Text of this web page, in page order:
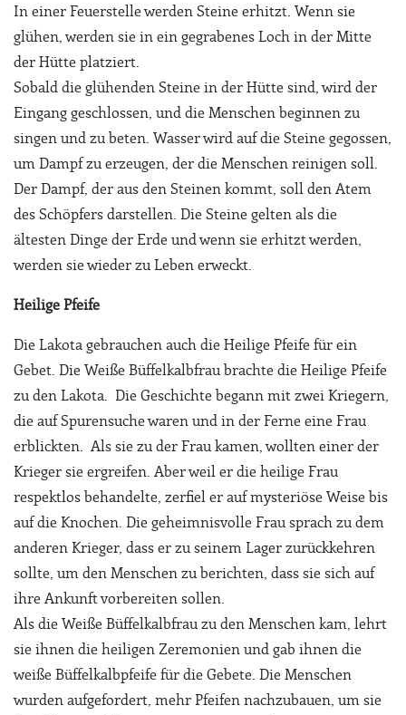
In einer Feuerstelle werden Steine erhitzt. Wenn sie
glühen, werden sie in ein gegrabenes Loch in der Mitte
der Hütte platziert.
Sobald die glühenden Steine in der Hütte sind, wird der
Eingang geschlossen, und die Menschen beginnen zu
singen und zu beten. Wasser wird auf die Steine gegossen,
um Dampf zu erzeugen, der die Menschen reinigen soll.
Der Dampf, der aus den Steinen kommt, soll den Atem
des Schöpfers darstellen. Die Steine gelten als die
ältesten Dinge der Erde und wenn sie erhitzt werden,
werden sie wieder zu Leben erweckt.
Heilige Pfeife
Die Lakota gebrauchen auch die Heilige Pfeife für ein
Gebet. Die Weiße Büffelkalbfrau brachte die Heilige Pfeife
zu den Lakota. Die Geschichte begann mit zwei Kriegern,
die auf Spurensuche waren und in der Ferne eine Frau
erblickten. Als sie zu der Frau kamen, wollten einer der
Krieger sie ergreifen. Aber weil er die heilige Frau
respektlos behandelte, zerfiel er auf mysteriöse Weise bis
auf die Knochen. Die geheimnisvolle Frau sprach zu dem
anderen Krieger, dass er zu seinem Lager zurückkehren
sollte, um den Menschen zu berichten, dass sie sich auf
ihre Ankunft vorbereiten sollen.
Als die Weiße Büffelkalbfrau zu den Menschen kam, lehrt
sie ihnen die heiligen Zeremonien und gab ihnen die
weiße Büffelkalbpfeife für die Gebete. Die Menschen
wurden aufgefordert, mehr Pfeifen nachzubauen, um sie